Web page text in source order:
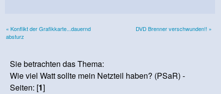
« Konflikt der Grafikkarte...dauernd
absturz
DVD Brenner verschwunden!! »
Sie betrachten das Thema:
Wie viel Watt sollte mein Netzteil haben? (PSaR) -
Seiten: [1]